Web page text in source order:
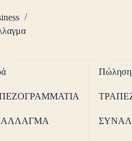
Πώληση